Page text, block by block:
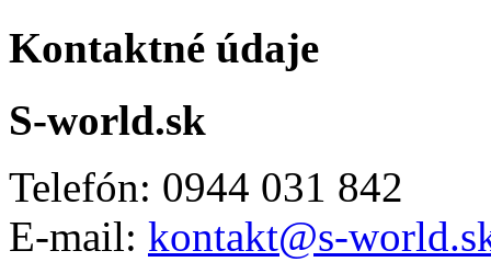
Kontaktné údaje
S-world.sk
Telefón: 0944 031 842
E-mail: kontakt@s-